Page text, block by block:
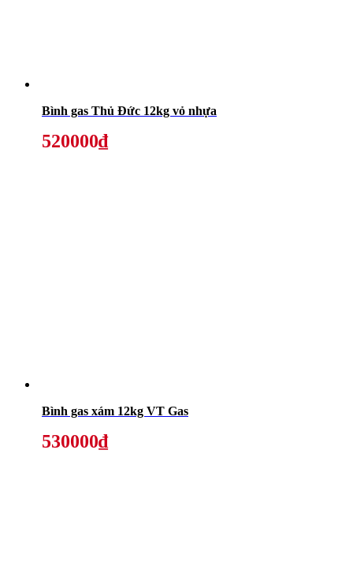
Bình gas Thủ Đức 12kg vỏ nhựa
520000₫
Bình gas xám 12kg VT Gas
530000₫